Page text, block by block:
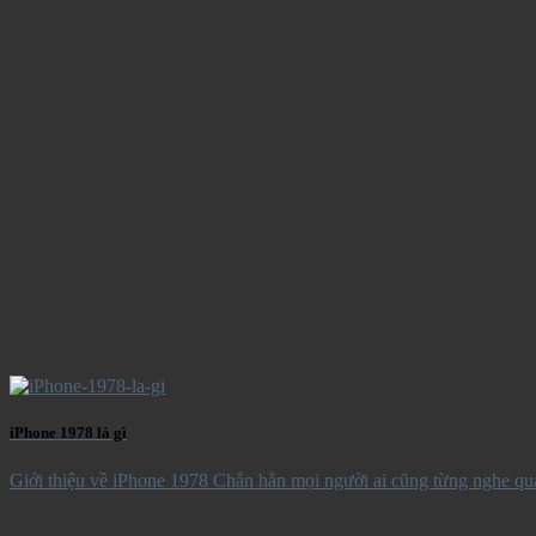
iPhone 1978 là gì
Giới thiệu về iPhone 1978 Chắn hẳn mọi người ai cũng từng nghe